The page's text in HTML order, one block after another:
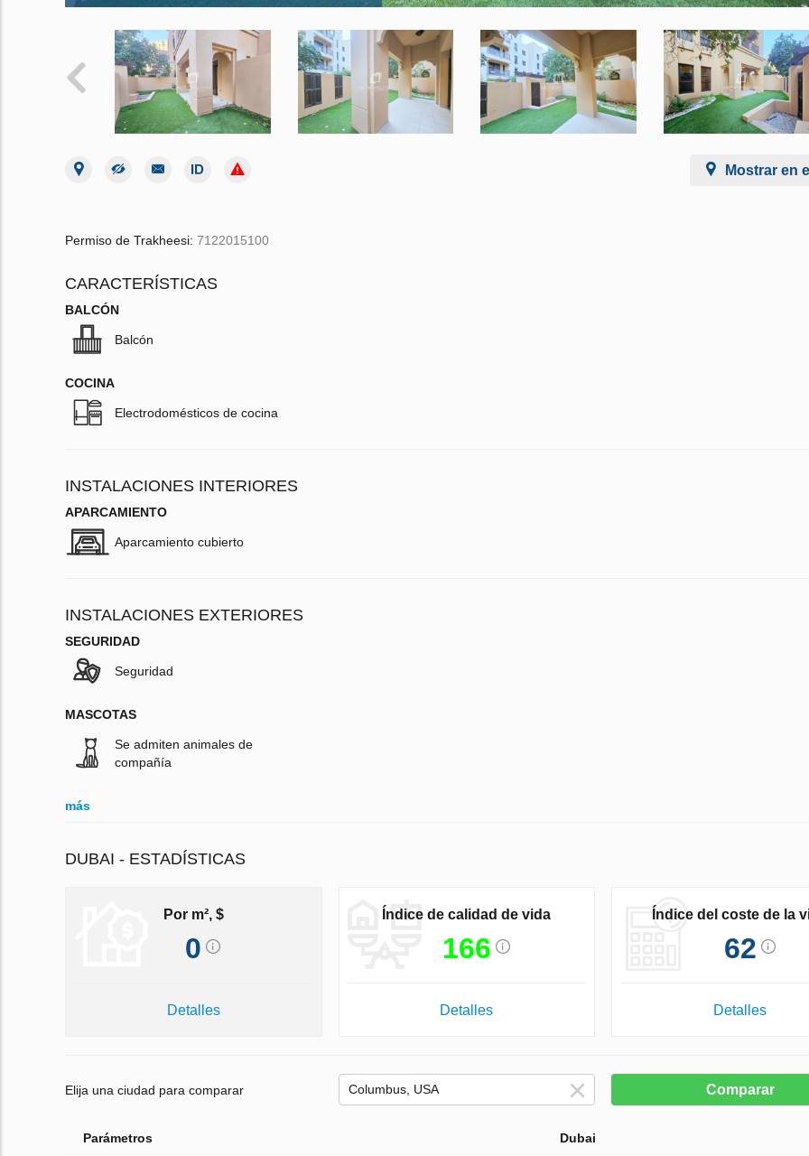
Mostrar en
Permiso de Trakheesi: 7122015100
CARACTERÍSTICAS
BALCÓN
Balcón
COCINA
Electrodomésticos de cocina
INSTALACIONES INTERIORES
APARCAMIENTO
Aparcamiento cubierto
INSTALACIONES EXTERIORES
SEGURIDAD
Seguridad
MASCOTAS
Se admiten animales de
compañía
más
DUBAI - ESTADÍSTICAS
Por m², $
0
Detalles
Índice de calidad de vida
166
Detalles
Índice del coste de la
62
Detalles
Elija una ciudad para comparar Comparar
Parámetros Dubai